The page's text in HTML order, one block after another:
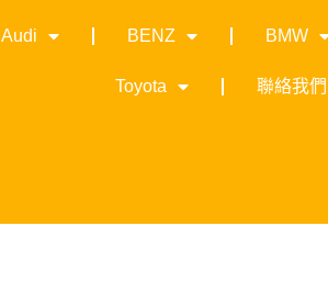
Audi BENZ BMW
Toyota 聯絡我們